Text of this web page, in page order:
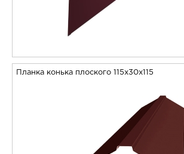
Планка конька плоского 115х30х115